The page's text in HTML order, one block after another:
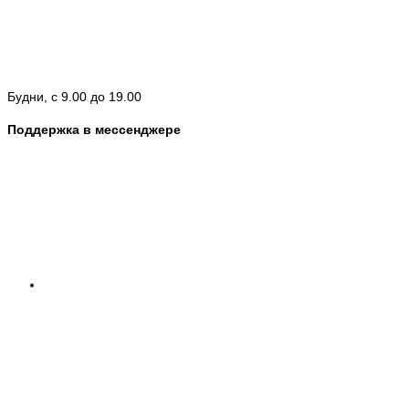
Будни, с 9.00 до 19.00
Поддержка в мессенджере